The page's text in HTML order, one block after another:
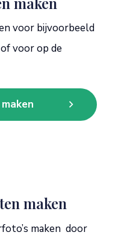
voor bijvoorbeeld
voor op de
maken
maken door